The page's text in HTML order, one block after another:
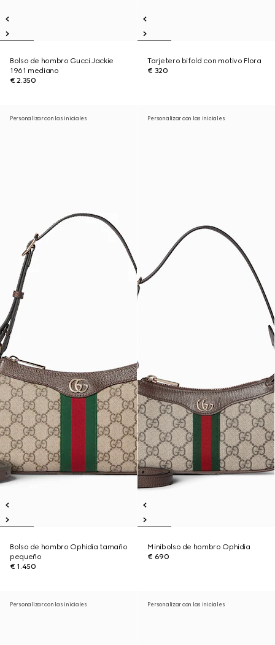
Bolso de hombro Gucci Jackie
1961 mediano
€ 2.350
Tarjetero bifold con motivo Flora
€ 320
Personalizar con las iniciales
Bolso de hombro Ophidia tamaño
pequeño
€ 1.450
Personalizar con las iniciales
Minibolso de hombro Ophidia
€ 690
Personalizar con las iniciales Personalizar con las iniciales